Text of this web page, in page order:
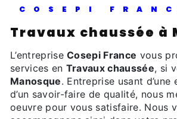
COSEPI
Travaux chaussée à
L’entrepriseCosepi France vous
services en Travaux chaussée, si
Manosque. Entreprise usant d’une
d’un savoir-faire de qualité, nous
oeuvre pour vous satisfaire. Nous